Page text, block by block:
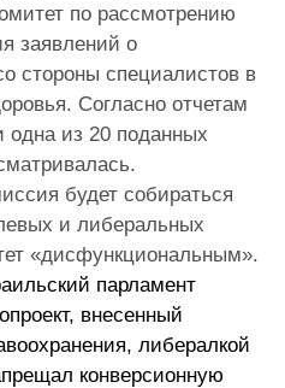
по рассмотрению
заявлений о
стороны специалистов в
Согласно отчетам
одна из 20 поданных
будет собираться
и либеральных
«дисфункциональным».
парламент
внесенный
либералкой
конверсионную